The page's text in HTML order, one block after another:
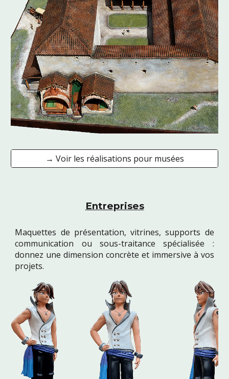
→ Voir les réalisations pour musées
Entreprises
Maquettes de présentation, vitrines, supports de
communication ou sous-traitance spécialisée :
donnez une dimension concrète et immersive à vos
projets.